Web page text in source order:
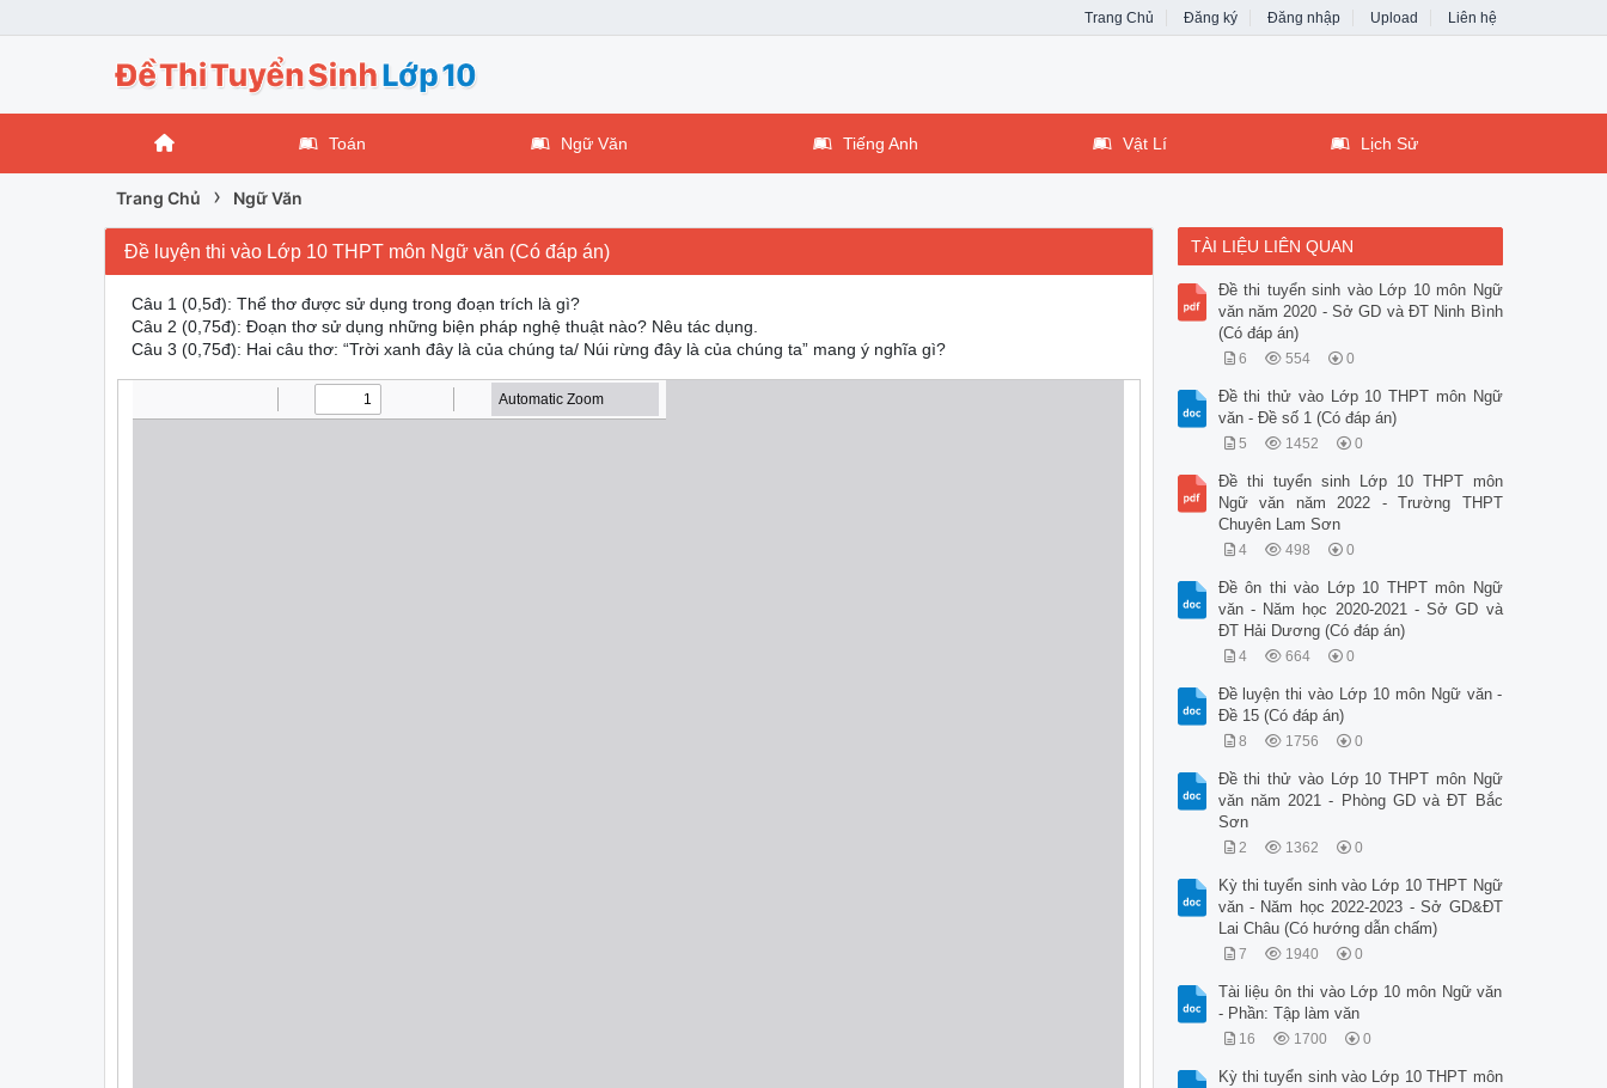
Trang Chủ Đăng ký Đăng nhập Upload Liên hệ
Toán Ngữ Văn Tiếng Anh Vật Lí Lịch Sử
Trang Chủ › Ngữ Văn
Đề luyện thi vào Lớp 10 THPT môn Ngữ văn (Có đáp án)
Câu 1 (0,5đ): Thể thơ được sử dụng trong đoạn trích là gì?
Câu 2 (0,75đ): Đoạn thơ sử dụng những biện pháp nghệ thuật nào? Nêu tác dụng.
Câu 3 (0,75đ): Hai câu thơ: “Trời xanh đây là của chúng ta/ Núi rừng đây là của chúng ta” mang ý nghĩa gì?
TÀI LIỆU LIÊN QUAN
Đề thi tuyển sinh vào Lớp 10 môn Ngữ
văn năm 2020 - Sở GD và ĐT Ninh Bình
(Có đáp án)
6 554 0
Đề thi thử vào Lớp 10 THPT môn Ngữ
văn - Đề số 1 (Có đáp án)
5 1452 0
Đề thi tuyển sinh Lớp 10 THPT môn
Ngữ văn năm 2022 - Trường THPT
Chuyên Lam Sơn
4 498 0
Đề ôn thi vào Lớp 10 THPT môn Ngữ
văn - Năm học 2020-2021 - Sở GD và
ĐT Hải Dương (Có đáp án)
4 664 0
Đề luyện thi vào Lớp 10 môn Ngữ văn -
Đề 15 (Có đáp án)
8 1756 0
Đề thi thử vào Lớp 10 THPT môn Ngữ
văn năm 2021 - Phòng GD và ĐT Bắc
Sơn
2 1362 0
Kỳ thi tuyển sinh vào Lớp 10 THPT Ngữ
văn - Năm học 2022-2023 - Sở GD&ĐT
Lai Châu (Có hướng dẫn chấm)
7 1940 0
Tài liệu ôn thi vào Lớp 10 môn Ngữ văn
- Phần: Tập làm văn
16 1700 0
Kỳ thi tuyển sinh vào Lớp 10 THPT môn